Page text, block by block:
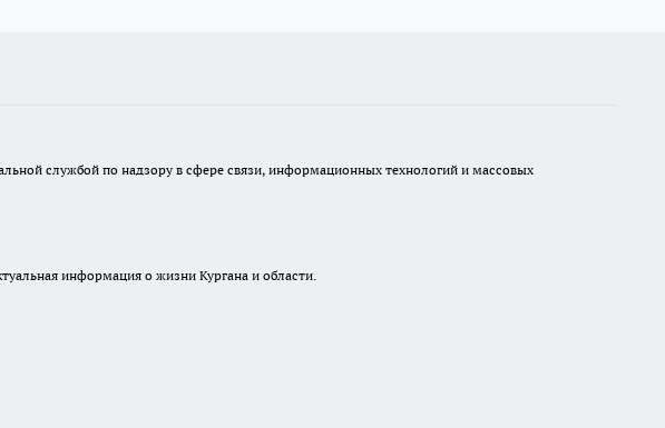
службой по надзору в сфере связи, информационных технологий и массовых
информация о жизни Кургана и области.